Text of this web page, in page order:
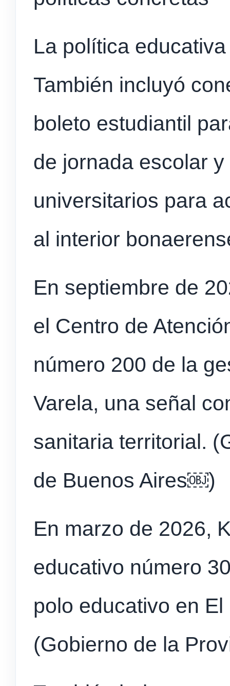
La política
También incluyó
boleto estudiantil
de jornada escolar
universitarios para
al interior
En septiembre de
el Centro de
número 200 de la
Varela, una señal
sanitaria territorial.
de Buenos Aires⁠￼)
En marzo de 2026,
educativo número
polo educativo en
(Gobierno de la